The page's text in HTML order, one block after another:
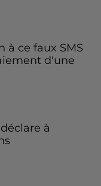
à ce faux SMS
d'une
à